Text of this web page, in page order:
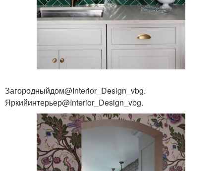
Загородныйдом@Interior_Design_vbg.
Яркийинтерьер@Interior_Design_vbg.